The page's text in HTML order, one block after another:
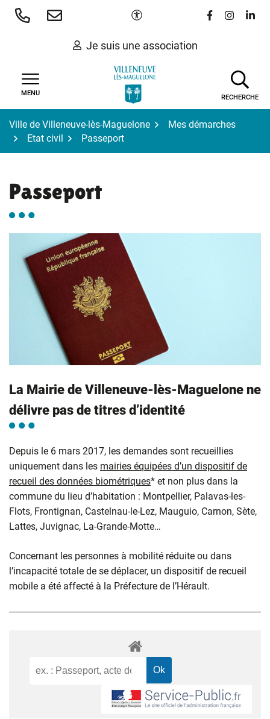
Aller
Paramètres d'accessibilité
Lien vers le
Lien vers
Lien
Je suis une association
MENU
RECHERCHE
Ville de Villeneuve-lès-Maguelone
Mes démarches
Etat civil
Passeport
Passeport
La Mairie de Villeneuve-lès-Maguelone ne
délivre pas de titres d’identité
Depuis le 6 mars 2017, les demandes sont recueillies
uniquement dans les mairies équipées d’un dispositif de
recueil des données biométriques* et non plus dans la
commune du lieu d’habitation : Montpellier, Palavas-les-
Flots, Frontignan, Castelnau-le-Lez, Mauguio, Carnon, Sète,
Lattes, Juvignac, La-Grande-Motte…
Concernant les personnes à mobilité réduite ou dans
l’incapacité totale de se déplacer, un dispositif de recueil
mobile a été affecté à la Préfecture de l’Hérault.